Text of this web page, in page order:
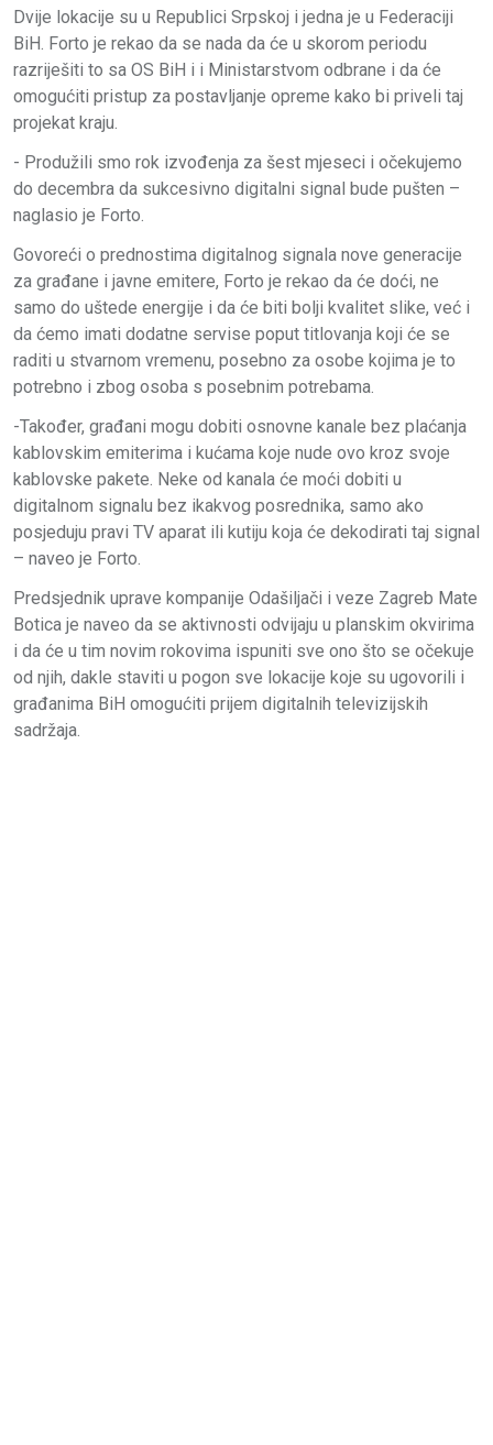
Dvije lokacije su u Republici Srpskoj i jedna je u Federaciji
BiH. Forto je rekao da se nada da će u skorom periodu
razriješiti to sa OS BiH i i Ministarstvom odbrane i da će
omogućiti pristup za postavljanje opreme kako bi priveli taj
projekat kraju.
- Produžili smo rok izvođenja za šest mjeseci i očekujemo
do decembra da sukcesivno digitalni signal bude pušten –
naglasio je Forto.
Govoreći o prednostima digitalnog signala nove generacije
za građane i javne emitere, Forto je rekao da će doći, ne
samo do uštede energije i da će biti bolji kvalitet slike, već i
da ćemo imati dodatne servise poput titlovanja koji će se
raditi u stvarnom vremenu, posebno za osobe kojima je to
potrebno i zbog osoba s posebnim potrebama.
-Također, građani mogu dobiti osnovne kanale bez plaćanja
kablovskim emiterima i kućama koje nude ovo kroz svoje
kablovske pakete. Neke od kanala će moći dobiti u
digitalnom signalu bez ikakvog posrednika, samo ako
posjeduju pravi TV aparat ili kutiju koja će dekodirati taj signal
– naveo je Forto.
Predsjednik uprave kompanije Odašiljači i veze Zagreb Mate
Botica je naveo da se aktivnosti odvijaju u planskim okvirima
i da će u tim novim rokovima ispuniti sve ono što se očekuje
od njih, dakle staviti u pogon sve lokacije koje su ugovorili i
građanima BiH omogućiti prijem digitalnih televizijskih
sadržaja.